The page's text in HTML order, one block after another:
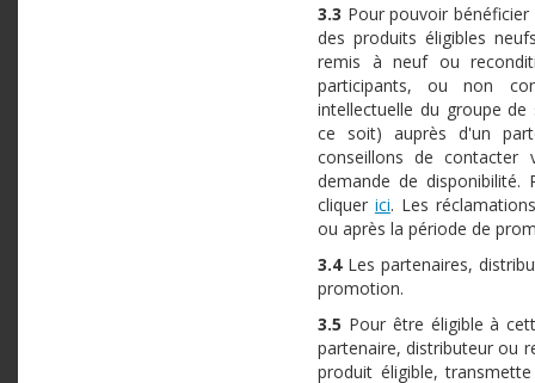
3.3 Pour pouvoir
des produits éligibles
remis à neuf ou
participants, ou non
intellectuelle du groupe
ce soit) auprès d'un
conseillons de
demande de disponibilité.
cliquer ici. Les
ou après la période de
3.4Les partenaires,
promotion.
3.5 Pour être éligible à
partenaire, distributeur ou
produit éligible,